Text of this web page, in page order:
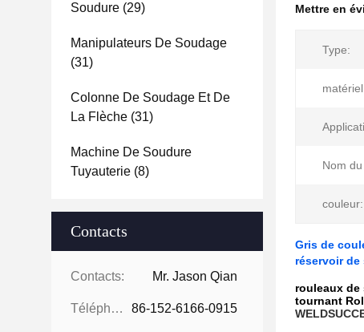
Soudure (29)
Manipulateurs De Soudage
(31)
Colonne De Soudage Et De
La Flèche (31)
Machine De Soudure
Tuyauterie (8)
Contacts
Contacts: Mr. Jason Qian
Téléphone: 86-152-6166-0915
Mettre en
Type:
Nom
couleur:
Gris de
réservoir
rouleaux de
tournant